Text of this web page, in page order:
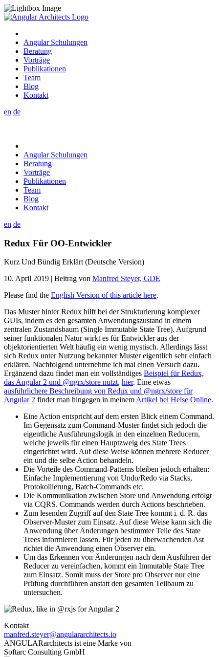
Angular Schulungen
Beratung
Vorträge
Publikationen
Team
Blog
Kontakt
en de
Angular Schulungen
Beratung
Vorträge
Publikationen
Team
Blog
Kontakt
en de
Redux Für OO-Entwickler
Kurz Und Bündig Erklärt (Deutsche Version)
10. April 2019 | Beitrag von Manfred Steyer, GDE
Please find the English Version of this article here.
Das Muster hinter Redux hilft bei der Strukturierung komplexer
GUIs, indem es den gesamten Anwendungszustand in einem
zentralen Zustandsbaum (Single Immutable State Tree). Aufgrund
seiner funktionalen Natur wirkt es für Entwickler aus der
objektorientierten Welt häufig ein wenig mystisch. Allerdings lässt
sich Redux unter Nutzung bekannter Muster eigentlich sehr einfach
erklären. Nachfolgend unternehme ich mal einen Versuch dazu.
Ergänzend dazu findet man ein vollständiges Beispiel für Redux,
das Angular 2 und @ngrx/store nutzt, hier. Eine etwas
ausführlichere Beschreibung von Redux und @ngrx/store für
Angular 2 findet man hingegen in meinemArtikel bei Heise Online.
Eine Action entspricht auf dem ersten Blick einem Command.
Im Gegensatz zum Command-Muster findet sich jedoch die
eigentliche Ausführungslogik in den einzelnen Reducern,
welche jeweils für einen Hauptzweig des State Trees
eingerichtet wird. Auf diese Weise können mehrere Reducer
ein und die selbe Action behandeln.
Die Vorteile des Command-Patterns bleiben jedoch erhalten:
Einfache Implementierung von Undo/Redo via Stacks,
Protokollierung, Batch-Commands etc.
Die Kommunikation zwischen Store und Anwendung erfolgt
via CQRS. Commands werden durch Actions beschrieben.
Zum lesenden Zugriff auf den State Tree kommt i. d. R. das
Observer-Muster zum Einsatz. Auf diese Weise kann sich die
Anwendung über Änderungen bestimmter Teile des State
Trees informieren lassen. Für jeden zu überwachenden Ast
richtet die Anwendung einen Observer ein.
Um das Erkennen von Änderungen nach dem Ausführen der
Reducer zu vereinfachen, kommt ein Immutable State Tree
zum Einsatz. Somit muss der Store pro Observer nur eine
Prüfung durchführen anstatt den gesamten Teilbaum zu
untersuchen.
Kontakt
manfred.steyer@angulararchitects.io
ANGULARarchitects ist eine Marke von
Softarc Consulting GmbH